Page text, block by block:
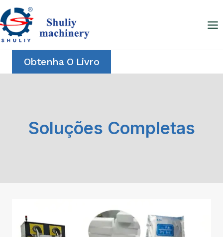
Skip
to
content
Obtenha O Livro
Soluções Completas